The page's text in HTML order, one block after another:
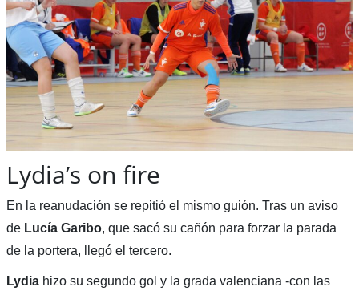
Lydia’s on fire
En la reanudación se repitió el mismo guión. Tras un aviso
de Lucía Garibo, que sacó su cañón para forzar la parada
de la portera, llegó el tercero.
Lydiahizo su segundo gol y la grada valenciana -con las